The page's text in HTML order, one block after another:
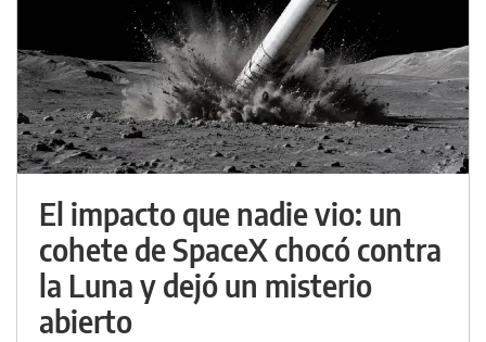
El impacto que nadie vio: un
cohete de SpaceX chocó contra
la Luna y dejó un misterio
abierto